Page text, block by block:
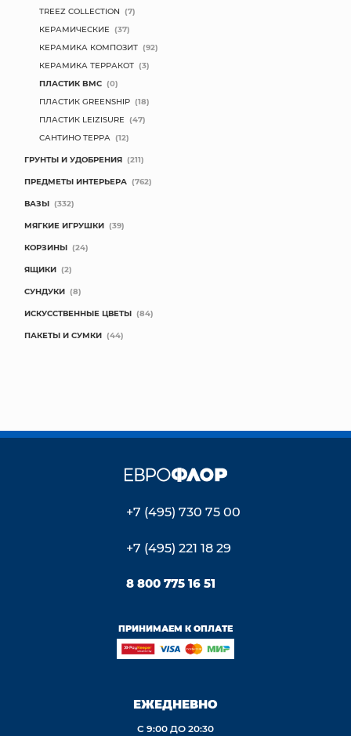
КОНТАКТЫ
TREEZ COLLECTION (7)
КЕРАМИЧЕСКИЕ (37)
КЕРАМИКА КОМПОЗИТ (92)
КЕРАМИКА ТЕРРАКОТ (3)
ПЛАСТИК BMC (0)
ПЛАСТИК GREENSHIP (18)
ПЛАСТИК LEIZISURE (47)
САНТИНО ТЕРРА (12)
ГРУНТЫ И УДОБРЕНИЯ (211)
ПРЕДМЕТЫ ИНТЕРЬЕРА (762)
ВАЗЫ (332)
МЯГКИЕ ИГРУШКИ (39)
КОРЗИНЫ (24)
ЯЩИКИ (2)
СУНДУКИ (8)
ИСКУССТВЕННЫЕ ЦВЕТЫ (84)
ПАКЕТЫ И СУМКИ (44)
+7 (495) 730 75 00
+7 (495) 221 18 29
8 800 775 16 51
ПРИНИМАЕМ К ОПЛАТЕ
ЕЖЕДНЕВНО
С 9:00 ДО 20:30